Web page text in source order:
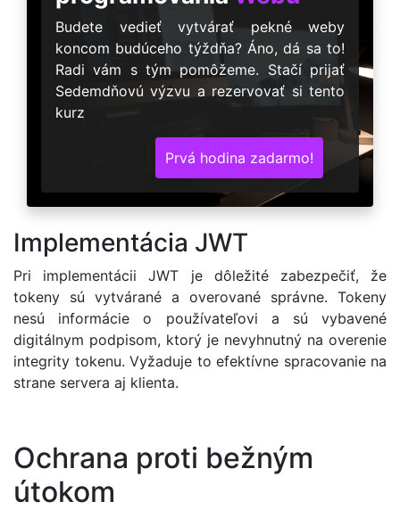
Budete vedieť vytvárať pekné weby
koncom budúceho týždňa? Áno, dá sa to!
Radi vám s tým pomôžeme. Stačí prijať
Sedemdňovú výzvu a rezervovať si tento
kurz
Prvá hodina zadarmo!
Implementácia JWT
Pri implementácii JWT je dôležité zabezpečiť, že
tokeny sú vytvárané a overované správne. Tokeny
nesú informácie o používateľovi a sú vybavené
digitálnym podpisom, ktorý je nevyhnutný na overenie
integrity tokenu. Vyžaduje to efektívne spracovanie na
strane servera aj klienta.
Ochrana proti bežným
útokom